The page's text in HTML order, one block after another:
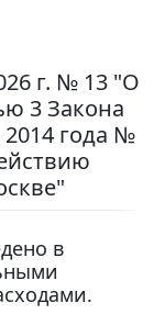
г. № 13 "О
3 Закона
года №
в